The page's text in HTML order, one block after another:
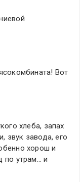
Вот
хлеба, запах
звук завода, его
хорош и
по утрам… и